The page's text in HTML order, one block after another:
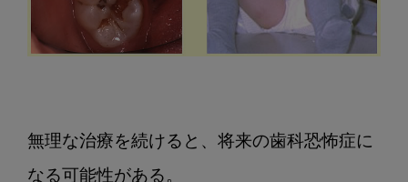
無理な治療を続けると、将来の歯科恐怖症に
なる可能性がある。